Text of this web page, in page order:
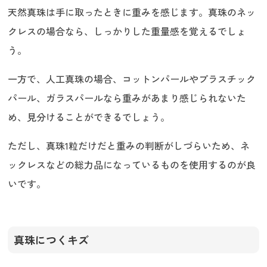
天然真珠は手に取ったときに重みを感じます。真珠のネッ
クレスの場合なら、しっかりした重量感を覚えるでしょ
う。
一方で、人工真珠の場合、コットンパールやプラスチック
パール、ガラスパールなら重みがあまり感じられないた
め、見分けることができるでしょう。
ただし、真珠1粒だけだと重みの判断がしづらいため、ネ
ックレスなどの総力品になっているものを使用するのが良
いです。
真珠につくキズ